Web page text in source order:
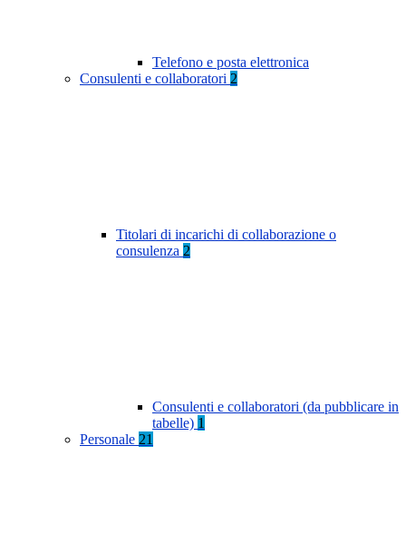
Telefono e posta elettronica
Consulenti e collaboratori 2
Titolari di incarichi di collaborazione o
consulenza 2
Consulenti e collaboratori (da pubblicare in
tabelle) 1
Personale 21